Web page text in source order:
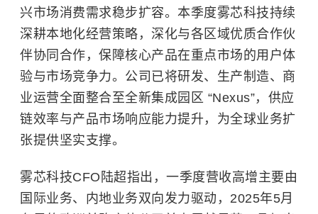
兴市场消费需求稳步扩容。本季度雾芯科技持续
深耕本地化经营策略，深化与各区域优质合作伙
伴协同合作，保障核心产品在重点市场的用户体
验与市场竞争力。公司已将研发、生产制造、商
业运营全面整合至全新集成园区 “Nexus”，供应
链效率与产品市场响应能力提升，为全球业务扩
张提供坚实支撑。
雾芯科技CFO陆超指出，一季度营收高增主要由
国际业务、内地业务双向发力驱动，2025年5月